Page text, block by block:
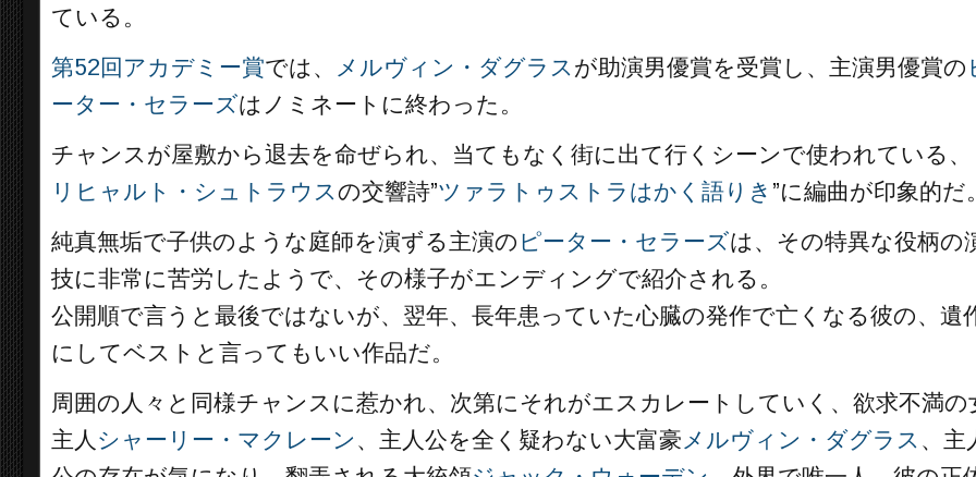
ている。
第52回アカデミー賞では、 メルヴィン・ダグラス が助演男優賞を受賞し、主演男優賞の
ーター・セラーズはノミネートに終わった。
チャンスが屋敷から退去を命ぜられ、当てもなく街に出て行くシーンで使われている、
リヒャルト・シュトラウスの交響詩”ツァラトゥストラはかく語りき ”に編曲が印象的だ。
純真無垢で子供のような庭師を演ずる主演の ピーター・セラーズは、その特異な役柄の
技に非常に苦労したようで、その様子がエンディングで紹介される。
公開順で言うと最後ではないが、翌年、長年患っていた心臓の発作で亡くなる彼の、遺
にしてベストと言ってもいい作品だ。
周囲の人々と同様チャンスに惹かれ、次第にそれがエスカレートしていく、欲求不満の
主人 シャーリー・マクレーン 、主人公を全く疑わない大富豪 メルヴィン・ダグラス 、主